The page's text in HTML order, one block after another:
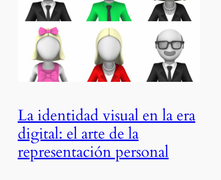
La identidad visual en la era
digital: el arte de la
representación personal